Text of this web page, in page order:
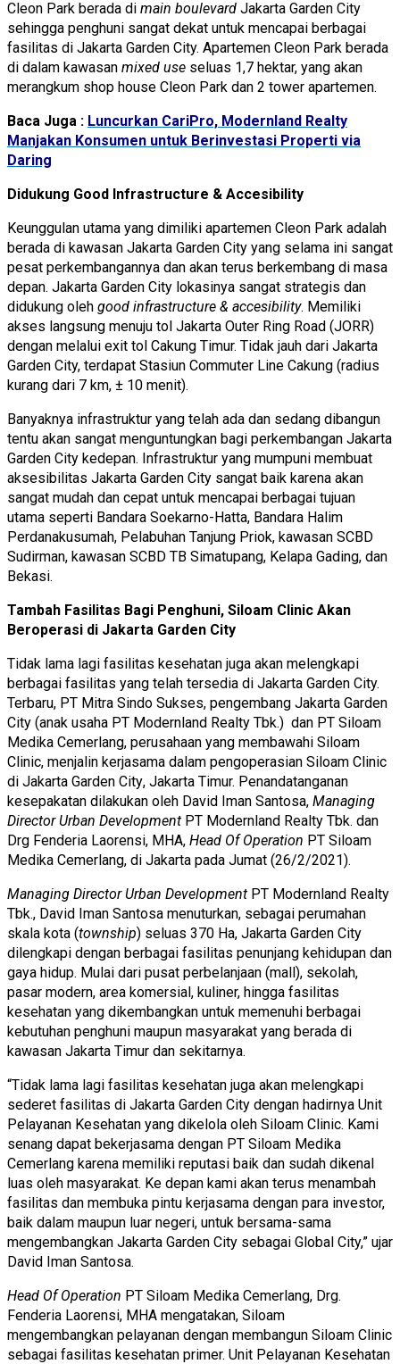
Cleon Park berada di main boulevard Jakarta Garden City
sehingga penghuni sangat dekat untuk mencapai berbagai
fasilitas di Jakarta Garden City. Apartemen Cleon Park berada
di dalam kawasan mixed use seluas 1,7 hektar, yang akan
merangkum shop house Cleon Park dan 2 tower apartemen.
Baca Juga : Luncurkan CariPro, Modernland Realty
Manjakan Konsumen untuk Berinvestasi Properti via
Daring
Didukung Good Infrastructure & Accesibility
Keunggulan utama yang dimiliki apartemen Cleon Park adalah
berada di kawasan Jakarta Garden City yang selama ini sangat
pesat perkembangannya dan akan terus berkembang di masa
depan. Jakarta Garden City lokasinya sangat strategis dan
didukung oleh good infrastructure & accesibility. Memiliki
akses langsung menuju tol Jakarta Outer Ring Road (JORR)
dengan melalui exit tol Cakung Timur. Tidak jauh dari Jakarta
Garden City, terdapat Stasiun Commuter Line Cakung (radius
kurang dari 7 km, ± 10 menit).
Banyaknya infrastruktur yang telah ada dan sedang dibangun
tentu akan sangat menguntungkan bagi perkembangan Jakarta
Garden City kedepan. Infrastruktur yang mumpuni membuat
aksesibilitas Jakarta Garden City sangat baik karena akan
sangat mudah dan cepat untuk mencapai berbagai tujuan
utama seperti Bandara Soekarno-Hatta, Bandara Halim
Perdanakusumah, Pelabuhan Tanjung Priok, kawasan SCBD
Sudirman, kawasan SCBD TB Simatupang, Kelapa Gading, dan
Bekasi.
Tambah Fasilitas Bagi Penghuni, Siloam Clinic Akan
Beroperasi di Jakarta Garden City
Tidak lama lagi fasilitas kesehatan juga akan melengkapi
berbagai fasilitas yang telah tersedia di Jakarta Garden City.
Terbaru, PT Mitra Sindo Sukses, pengembang Jakarta Garden
City (anak usaha PT Modernland Realty Tbk.) dan PT Siloam
Medika Cemerlang, perusahaan yang membawahi Siloam
Clinic, menjalin kerjasama dalam pengoperasian Siloam Clinic
di Jakarta Garden City, Jakarta Timur. Penandatanganan
kesepakatan dilakukan oleh David Iman Santosa, Managing
Director Urban Development PT Modernland Realty Tbk. dan
Drg Fenderia Laorensi, MHA, Head Of Operation PT Siloam
Medika Cemerlang, di Jakarta pada Jumat (26/2/2021).
Managing Director Urban Development PT Modernland Realty
Tbk., David Iman Santosa menuturkan, sebagai perumahan
skala kota (township) seluas 370 Ha, Jakarta Garden City
dilengkapi dengan berbagai fasilitas penunjang kehidupan dan
gaya hidup. Mulai dari pusat perbelanjaan (mall), sekolah,
pasar modern, area komersial, kuliner, hingga fasilitas
kesehatan yang dikembangkan untuk memenuhi berbagai
kebutuhan penghuni maupun masyarakat yang berada di
kawasan Jakarta Timur dan sekitarnya.
“Tidak lama lagi fasilitas kesehatan juga akan melengkapi
sederet fasilitas di Jakarta Garden City dengan hadirnya Unit
Pelayanan Kesehatan yang dikelola oleh Siloam Clinic. Kami
senang dapat bekerjasama dengan PT Siloam Medika
Cemerlang karena memiliki reputasi baik dan sudah dikenal
luas oleh masyarakat. Ke depan kami akan terus menambah
fasilitas dan membuka pintu kerjasama dengan para investor,
baik dalam maupun luar negeri, untuk bersama-sama
mengembangkan Jakarta Garden City sebagai Global City,” ujar
David Iman Santosa.
Head Of Operation PT Siloam Medika Cemerlang, Drg.
Fenderia Laorensi, MHA mengatakan, Siloam
mengembangkan pelayanan dengan membangun Siloam Clinic
sebagai fasilitas kesehatan primer. Unit Pelayanan Kesehatan